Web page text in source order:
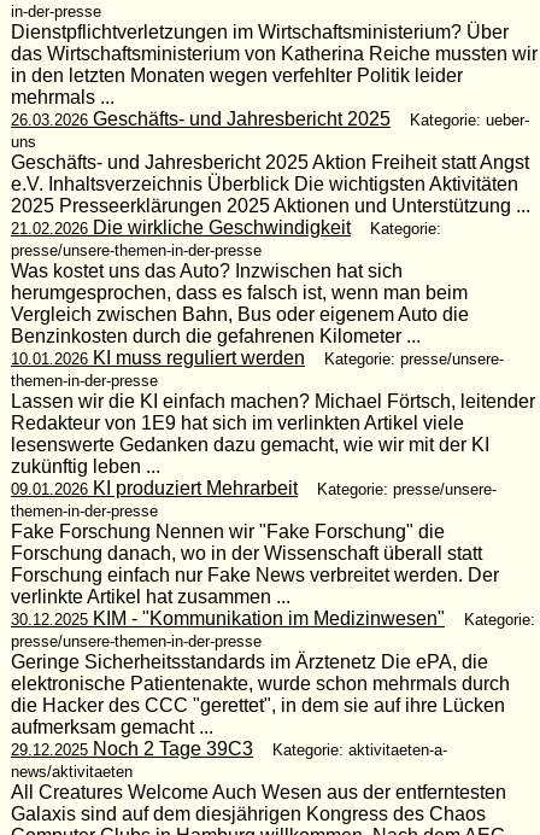
in-der-presse
Dienstpflichtverletzungen im Wirtschaftsministerium? Über
das Wirtschaftsministerium von Katherina Reiche mussten wir
in den letzten Monaten wegen verfehlter Politik leider
mehrmals ...
26.03.2026Geschäfts- und Jahresbericht 2025
Kategorie: ueber-
uns
Geschäfts- und Jahresbericht 2025 Aktion Freiheit statt Angst
e.V. Inhaltsverzeichnis Überblick Die wichtigsten Aktivitäten
2025 Presseerklärungen 2025 Aktionen und Unterstützung ...
21.02.2026Die wirkliche Geschwindigkeit
Kategorie:
presse/unsere-themen-in-der-presse
Was kostet uns das Auto? Inzwischen hat sich
herumgesprochen, dass es falsch ist, wenn man beim
Vergleich zwischen Bahn, Bus oder eigenem Auto die
Benzinkosten durch die gefahrenen Kilometer ...
10.01.2026KI muss reguliert werden
Kategorie: presse/unsere-
themen-in-der-presse
Lassen wir die KI einfach machen? Michael Förtsch, leitender
Redakteur von 1E9 hat sich im verlinkten Artikel viele
lesenswerte Gedanken dazu gemacht, wie wir mit der KI
zukünftig leben ...
09.01.2026KI produziert Mehrarbeit
Kategorie: presse/unsere-
themen-in-der-presse
Fake Forschung Nennen wir "Fake Forschung" die
Forschung danach, wo in der Wissenschaft überall statt
Forschung einfach nur Fake News verbreitet werden. Der
verlinkte Artikel hat zusammen ...
30.12.2025KIM - "Kommunikation im Medizinwesen"
Kategorie:
presse/unsere-themen-in-der-presse
Geringe Sicherheitsstandards im Ärztenetz Die ePA, die
elektronische Patientenakte, wurde schon mehrmals durch
die Hacker des CCC "gerettet", in dem sie auf ihre Lücken
aufmerksam gemacht ...
29.12.2025Noch 2 Tage 39C3
Kategorie: aktivitaeten-a-
news/aktivitaeten
All Creatures Welcome Auch Wesen aus der entferntesten
Galaxis sind auf dem diesjährigen Kongress des Chaos